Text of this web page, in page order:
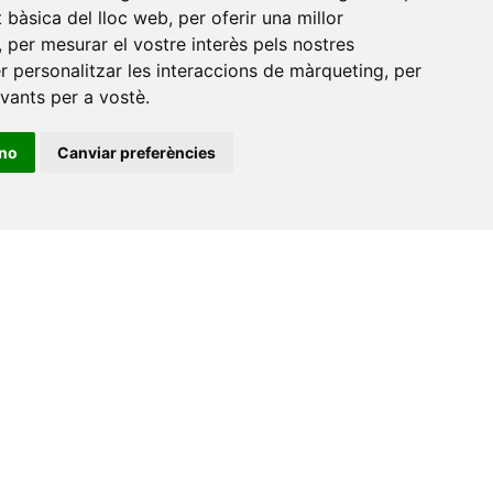
del lloc web, per oferir una millor
, per mesurar el vostre interès pels nostres
personalitzar les interaccions de màrqueting, per
per a vostè.
Canviar preferències
de